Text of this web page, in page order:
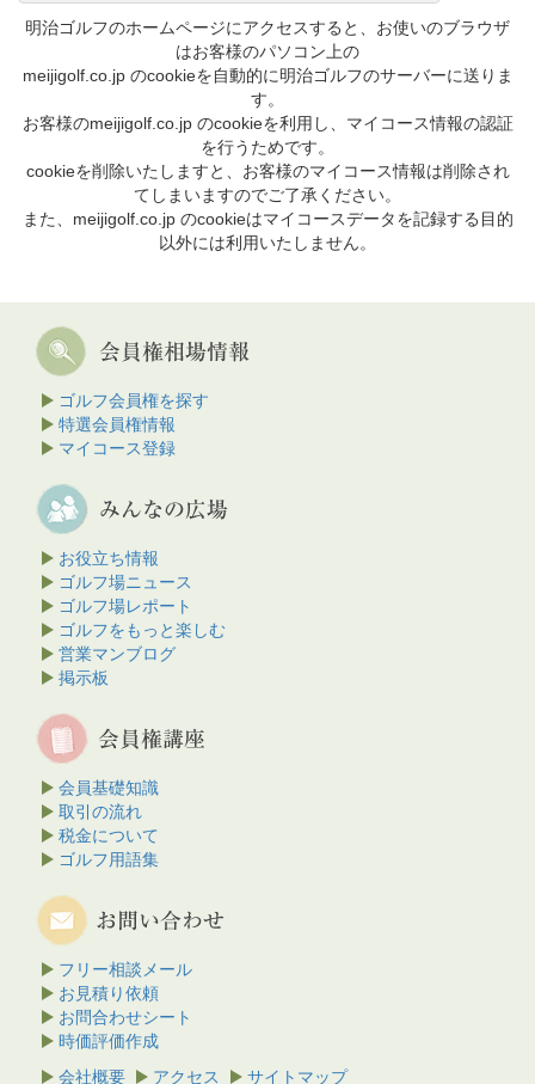
明治ゴルフのホームページにアクセスすると、お使いのブラウザ
はお客様のパソコン上の
meijigolf.co.jp のcookieを自動的に明治ゴルフのサーバーに送りま
す。
お客様のmeijigolf.co.jp のcookieを利用し、マイコース情報の認証
を行うためです。
cookieを削除いたしますと、お客様のマイコース情報は削除され
てしまいますのでご了承ください。
また、meijigolf.co.jp のcookieはマイコースデータを記録する目的
以外には利用いたしません。
ゴルフ会員権を探す
特選会員権情報
マイコース登録
お役立ち情報
ゴルフ場ニュース
ゴルフ場レポート
ゴルフをもっと楽しむ
営業マンブログ
掲示板
会員基礎知識
取引の流れ
税金について
ゴルフ用語集
フリー相談メール
お見積り依頼
お問合わせシート
時価評価作成
会社概要
アクセス サイトマップ